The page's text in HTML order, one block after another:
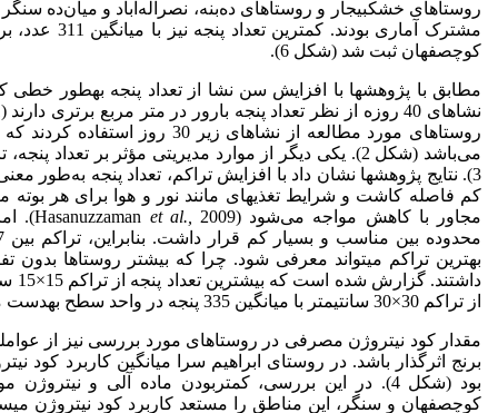
روستاهای خشکبیجار و روستاهای ده‌بنه، نصراله‌آباد و میان‌ده
مشترک آماری
کوچصفهان ثبت شد (شکل 6).
نشاهای 40 روزه از نظر تعداد پنجه بارور در متر مربع برتری دارند (Sarkar
روستا‌های مورد مطالعه از نشاهای زیر
می‌باشد (شکل 2). یکی دیگر از موارد مدیریتی مؤثر بر
3). نتایج پژوهش­ها نشان داد با افزایش تراکم، تعداد پنجه به‌طور
کم فاصله کاشت و شرایط تغذیه­ای مانند نور و هوا برای هر
مجاور با کاهش مواجه می‌شود (Hasanuzzaman
et al.,
بهترین تراکم می­تواند معرفی شود. چرا که بیشتر روستاها بدون
از تراکم 30×30 سانتی­متر با میانگین 335 پنجه در واحد سطح به­دست می‌آید (Sharma
مقدار کود نیتروژن مصرفی در روستاهای مورد بررسی نیز از
بود (شکل 4). در این بررسی، کمتر­بودن ماده آلی و